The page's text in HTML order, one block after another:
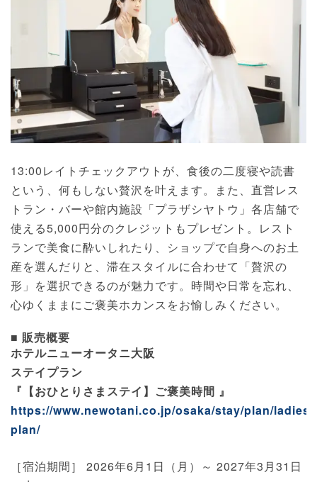
13:00レイトチェックアウトが、食後の二度寝や読書
という、何もしない贅沢を叶えます。また、直営レス
トラン・バーや館内施設「プラザシヤトウ」各店舗で
使える5,000円分のクレジットもプレゼント。レスト
ランで美食に酔いしれたり、ショップで自身へのお土
産を選んだりと、滞在スタイルに合わせて「贅沢の
形」を選択できるのが魅力です。時間や日常を忘れ、
心ゆくままにご褒美ホカンスをお愉しみください。
■ 販売概要
ホテルニューオータニ大阪
ステイプラン
『【おひとりさまステイ】ご褒美時間 』
https://www.newotani.co.jp/osaka/stay/plan/ladies-
plan/
［宿泊期間］ 2026年6月1日（月）～ 2027年3月31日